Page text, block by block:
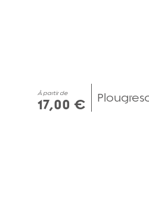
À partir de
17,00 €